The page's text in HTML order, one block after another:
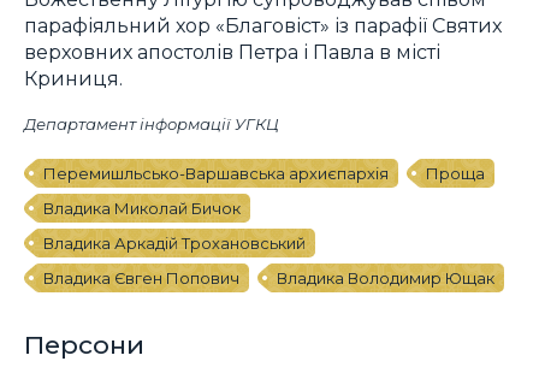
парафіяльний хор «Благовіст» із парафії Святих
верховних апостолів Петpа і Павла в місті
Криниця.
Департамент інформації УГКЦ
Перемишльсько-Варшавська архиєпархія
Проща
Владика Миколай Бичок
Владика Аркадій Трохановський
Владика Євген Попович
Владика Володимир Ющак
Персони